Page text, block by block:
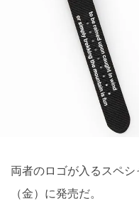
両者のロゴが入るスペ
（金）に発売だ。